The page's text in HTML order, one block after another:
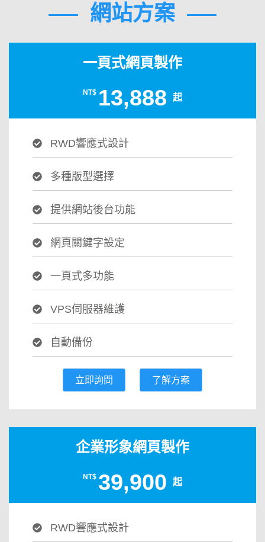
網站方案
一頁式網頁製作
NT$ 13,888 起
RWD響應式設計
多種版型選擇
提供網站後台功能
網頁關鍵字設定
一頁式多功能
VPS伺服器維護
自動備份
立即詢問 了解方案
企業形象網頁製作
NT$ 39,900 起
RWD響應式設計